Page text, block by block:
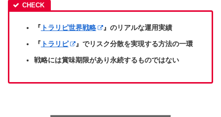
『 トラリピ世界戦略 』のリアルな運用実績
『 トラリピ 』でリスク分散を実現する方法の一環
戦略には賞味期限があり永続するものではない